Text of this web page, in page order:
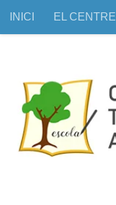
Skip to content
INICI EL CENTRE